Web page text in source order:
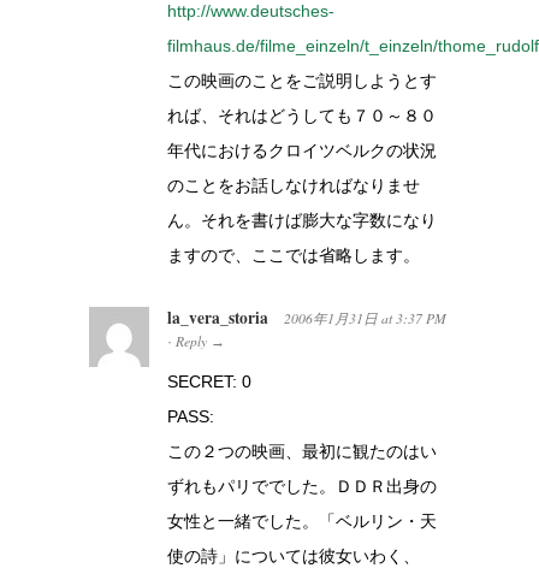
http://www.deutsches-
filmhaus.de/filme_einzeln/t_einzeln/
この映画のことをご説明しようとす
れば、それはどうしても７０～８０
年代におけるクロイツベルクの状況
のことをお話しなければなりませ
ん。それを書けば膨大な字数になり
ますので、ここでは省略します。
la_vera_storia 2006年1月31日 at 3:37 PM
· Reply →
SECRET: 0
PASS:
この２つの映画、最初に観たのはい
ずれもパリででした。ＤＤＲ出身の
女性と一緒でした。「ベルリン・天
使の詩」については彼女いわく、